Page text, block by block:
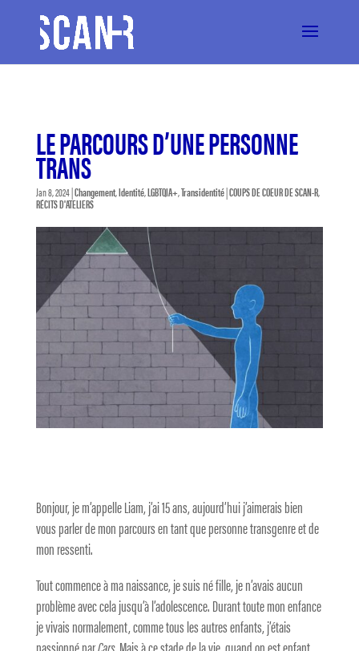
LE PARCOURS D’UNE PERSONNE
TRANS
Jan 8, 2024|Changement,Identité,LGBTQIA+,Transidentité|COUPS DE COEUR DE SCAN-R,
RÉCITS D'ATELIERS
Bonjour, je m’appelle Liam, j’ai 15 ans, aujourd’hui j’aimerais bien
vous parler de mon parcours en tant que personne transgenre et de
mon ressenti.
Tout commence à ma naissance, je suis né fille, je n’avais aucun
problème avec cela jusqu’à l’adolescence. Durant toute mon enfance
je vivais normalement, comme tous les autres enfants, j’étais